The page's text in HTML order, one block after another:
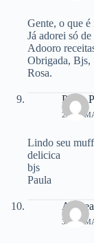
Gente, o que é
Já adorei só de
Adooro
Obrigada, Bjs,
Rosa.
Paula
29 DE
Lindo seu
delicica
bjs
Paula
30 DE